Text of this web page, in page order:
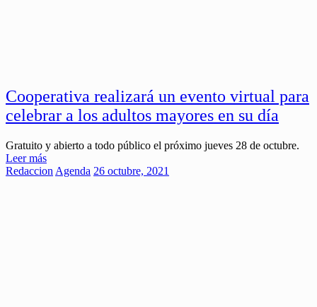
Cooperativa realizará un evento virtual para
celebrar a los adultos mayores en su día
Gratuito y abierto a todo público el próximo jueves 28 de octubre.
Leer más
Redaccion Agenda 26 octubre, 2021